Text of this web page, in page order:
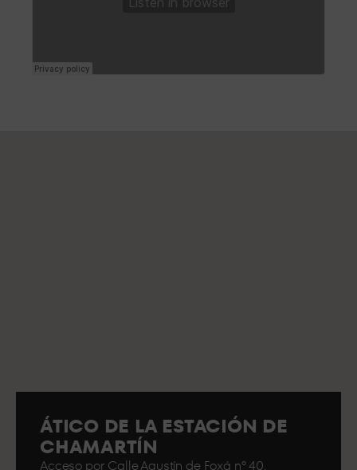
ÁTICO DE LA ESTACIÓN DE
CHAMARTÍN
Acceso por Calle Agustín de Foxá nº 40.